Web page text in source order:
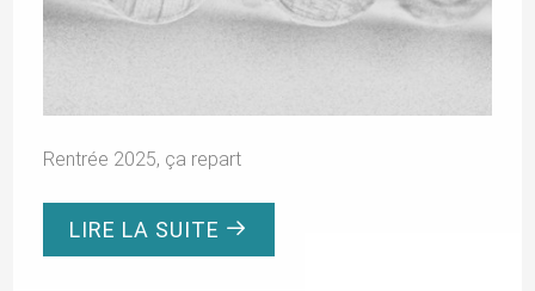
Rentrée 2025, ça repart
LIRE LA SUITE